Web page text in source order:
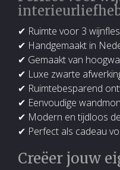
✔ Ruimte voor 3
✔ Handgemaakt in
✔ Gemaakt van
✔ Luxe zwarte
✔ Ruimtebesparend
✔ Eenvoudige
✔ Modern en tijdloos
✔ Perfect als cadeau
Creëer jouw